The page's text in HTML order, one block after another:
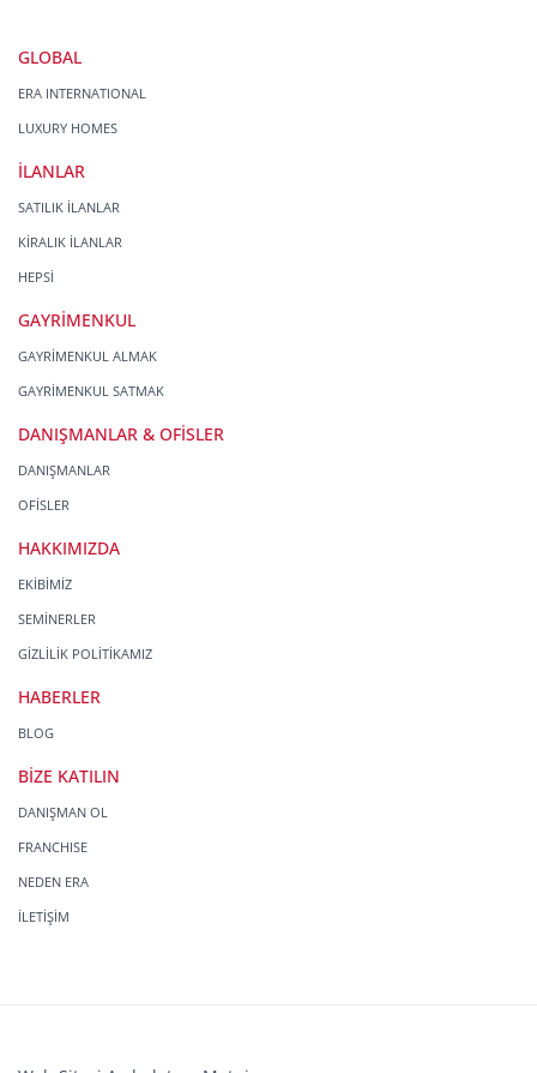
GLOBAL
ERA INTERNATIONAL
LUXURY HOMES
İLANLAR
SATILIK İLANLAR
KİRALIK İLANLAR
HEPSİ
GAYRİMENKUL
GAYRİMENKUL ALMAK
GAYRİMENKUL SATMAK
DANIŞMANLAR & OFİSLER
DANIŞMANLAR
OFİSLER
HAKKIMIZDA
EKİBİMİZ
SEMİNERLER
GİZLİLİK POLİTİKAMIZ
HABERLER
BLOG
BİZE KATILIN
DANIŞMAN OL
FRANCHISE
NEDEN ERA
İLETİŞİM